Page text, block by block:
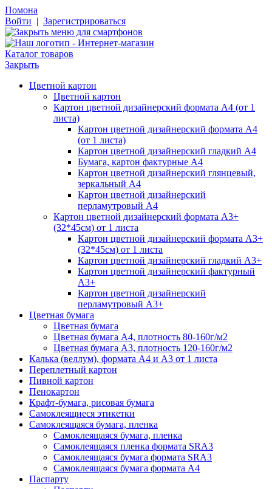
Помона
Войти | Зарегистрироваться
Каталог товаров
Закрыть
Цветной картон
Цветной картон
Картон цветной дизайнерский формата А4 (от 1
листа)
Картон цветной дизайнерский формата А4
(от 1 листа)
Картон цветной дизайнерский гладкий А4
Бумага, картон фактурные А4
Картон цветной дизайнерский глянцевый,
зеркальный А4
Картон цветной дизайнерский
перламутровый А4
Картон цветной дизайнерский формата А3+
(32*45см) от 1 листа
Картон цветной дизайнерский формата А3+
(32*45см) от 1 листа
Картон цветной дизайнерский гладкий А3+
Картон цветной дизайнерский фактурный
А3+
Картон цветной дизайнерский
перламутровый А3+
Цветная бумага
Цветная бумага
Цветная бумага А4, плотность 80-160г/м2
Цветная бумага А3, плотность 120-160г/м2
Калька (веллум), формата А4 и А3 от 1 листа
Переплетный картон
Пивной картон
Пенокартон
Крафт-бумага, рисовая бумага
Самоклеящиеся этикетки
Самоклеящаяся бумага, пленка
Самоклеящаяся бумага, пленка
Самоклеящаяся пленка формата SRА3
Самоклеящаяся бумага формата SRА3
Самоклеящаяся бумага формата А4
Паспарту